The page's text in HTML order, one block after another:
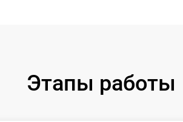
Этапы работы